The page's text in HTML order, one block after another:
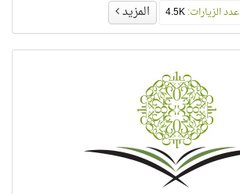
عدد الزيارات: المزيد